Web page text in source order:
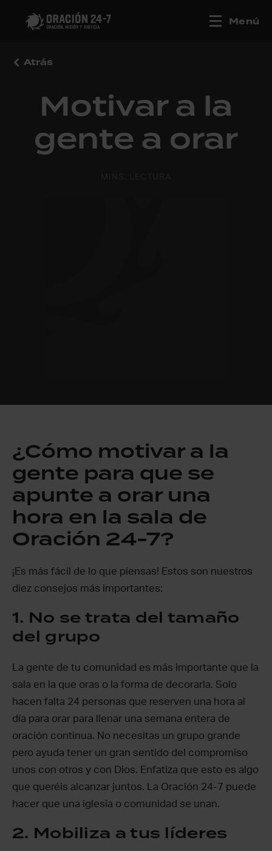
Menú
Atrás
Motivar a la
gente a orar
¿Cómo motivar a la
gente para que se
apunte a orar una
hora en la sala de
Oración 24-7?
¡Es más fácil de lo que piensas! Estos son nuestros
diez consejos más importantes:
1. No se trata del tamaño
del grupo
La gente de tu comunidad es más importante que la
sala en la que oras o la forma de decorarla. Solo
hacen falta 24 personas que reserven una hora al
día para orar para llenar una semana entera de
oración continua. No necesitas un grupo grande
pero ayuda tener un gran sentido del compromiso
unos con otros y con Dios. Enfatiza que esto es algo
que queréis alcanzar juntos. La Oración 24-7 puede
hacer que una iglesia o comunidad se unan.
2. Mobiliza a tus líderes